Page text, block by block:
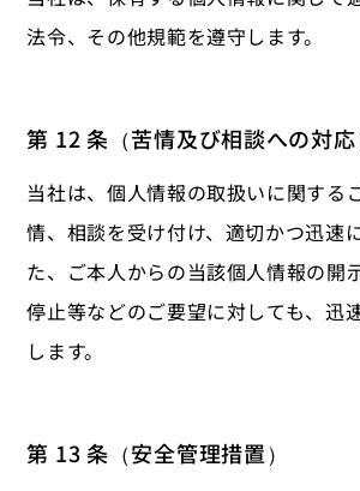
法令、その他規範を遵守します。
第 12 条（苦情及び相談への対応
当社は、個人情報の取扱いに関する
情、相談を受け付け、適切かつ迅速
た、ご本人からの当該個人情報の開
停止等などのご要望に対しても、迅
します。
第 13 条（安全管理措置）